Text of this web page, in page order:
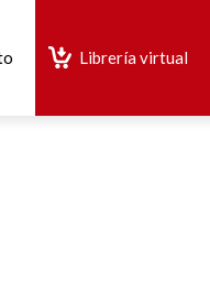
Librería virtual